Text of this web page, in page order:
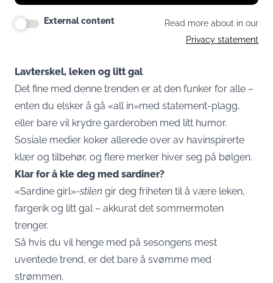
External content
Read more about in our
Privacy statement
Lavterskel, leken og litt gal
Det fine med denne trenden er at den funker for alle –
enten du elsker å gå «all in»med statement-plagg,
eller bare vil krydre garderoben med litt humor.
Sosiale medier koker allerede over av havinspirerte
klær og tilbehør, og flere merker hiver seg på bølgen.
Klar for å kle deg med sardiner?
«Sardine girl»-stilen gir deg friheten til å være leken,
fargerik og litt gal – akkurat det sommermoten
trenger.
Så hvis du vil henge med på sesongens mest
uventede trend, er det bare å svømme med
strømmen.